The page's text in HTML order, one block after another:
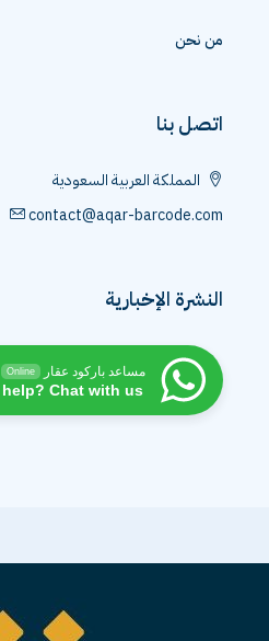
من نحن
اتصل بنا
المملكة العربية السعودية
contact@aqar-barcode.com
النشرة الإخبارية
مساعد باركود عقار Online
help? Chat with us